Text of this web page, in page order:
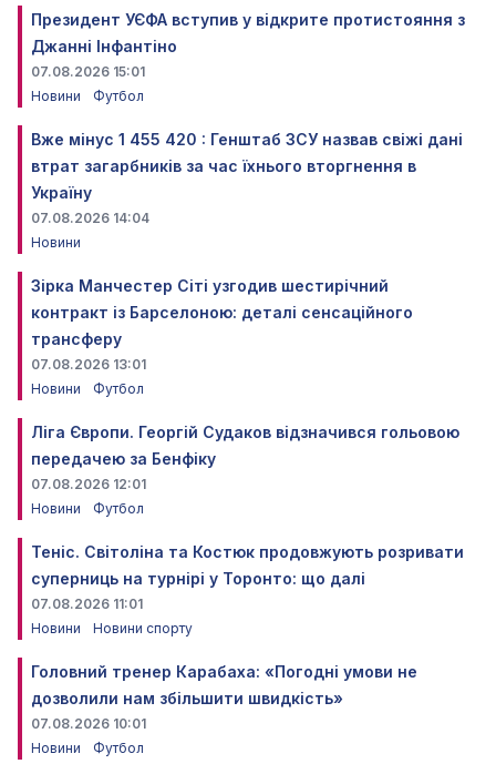
Президент УЄФА вступив у відкрите протистояння з
Джанні Інфантіно
07.08.2026 15:01
Новини
Футбол
Вже мінус 1 455 420 : Генштаб ЗСУ назвав свіжі дані
втрат загарбників за час їхнього вторгнення в
Україну
07.08.2026 14:04
Новини
Зірка Манчестер Сіті узгодив шестирічний
контракт із Барселоною: деталі сенсаційного
трансферу
07.08.2026 13:01
Новини
Футбол
Ліга Європи. Георгій Судаков відзначився гольовою
передачею за Бенфіку
07.08.2026 12:01
Новини
Футбол
Теніс. Світоліна та Костюк продовжують розривати
суперниць на турнірі у Торонто: що далі
07.08.2026 11:01
Новини
Новини спорту
Головний тренер Карабаха: «Погодні умови не
дозволили нам збільшити швидкість»
07.08.2026 10:01
Новини
Футбол